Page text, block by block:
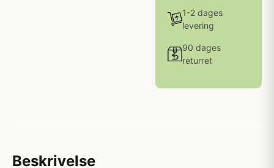
1-2 dages
levering
90 dages
returret
Beskrivelse